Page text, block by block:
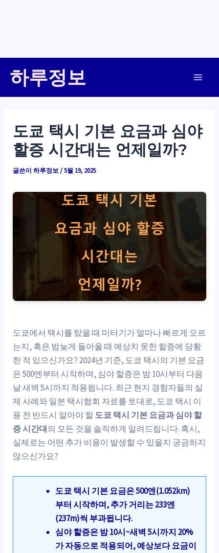
하루정보
도쿄 택시 기본 요금과 심야
할증 시간대는 언제일까?
글쓴이하루정보/5월 19, 2025
도쿄에서 택시를 탔을 때 미터기가 얼마나 빠르게 오르
는지, 혹은 밤늦게 돌아올 때 예상치 못한 할증에 당황
한 적 있으신가요? 2024년 기준, 도쿄 택시의 기본 요금
은 500엔부터 시작하며, 심야 할증은 밤 10시부터 다음
날 새벽 5시까지 적용됩니다. 최근 현지 경험자들의 실
제 사례와 일본 택시협회 자료를 토대로, 도쿄 택시 이
용 전 반드시 알아야 할도쿄 택시 기본 요금과 심야 할
증 시간대의 모든 것을 솔직하게 알려드립니다. 혹시,
실제로는 어떤 추가 비용이 발생할 수 있을지 궁금하지
않으신가요?
도쿄 택시 기본 요금은 500엔(1.052km)
부터 시작하며, 추가 거리는 233엔
(237m)씩 부과됩니다.
심야 할증은 밤 10시~새벽 5시까지 20%
가 자동으로 적용되어, 예상보다 요금이